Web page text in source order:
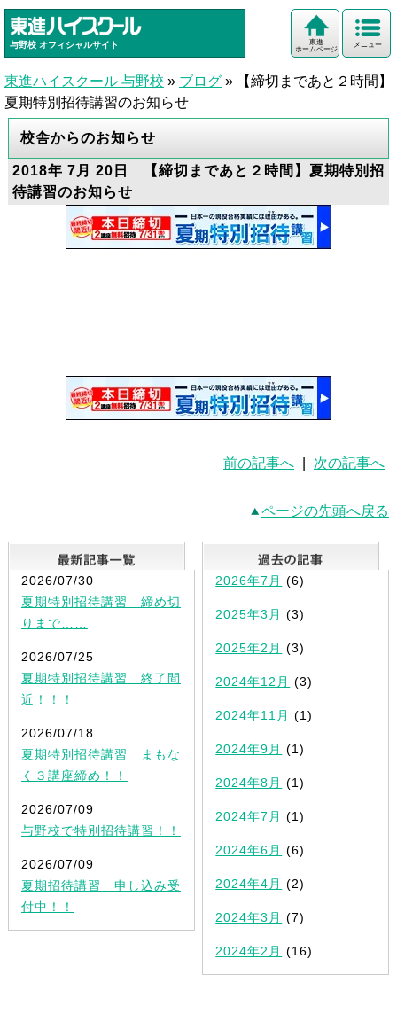
与野校 オフィシャルサイト メニュー
東進
ホームページ
東進ハイスクール 与野校 » ブログ »
【締切まであと２時間】
夏期特別招待講習のお知らせ
校舎からのお知らせ
2018年 7月 20日 【締切まであと２時間】夏期特別招
待講習のお知らせ
前の記事へ 次の記事へ
ページの先頭へ戻る
最新記事一覧
2026/07/30
夏期特別招待講習 締め切
りまで……
2026/07/25
夏期特別招待講習 終了間
近！！！
2026/07/18
夏期特別招待講習 まもな
く３講座締め！！
2026/07/09
与野校で特別招待講習！！
2026/07/09
夏期招待講習 申し込み受
付中！！
2026年7月 (6)
2025年3月 (3)
2025年2月 (3)
2024年12月 (3)
2024年11月 (1)
2024年9月 (1)
2024年8月 (1)
2024年7月 (1)
2024年6月 (6)
2024年4月 (2)
2024年3月 (7)
2024年2月 (16)